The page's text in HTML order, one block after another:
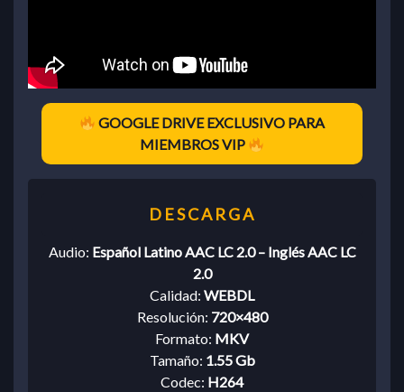
GOOGLE DRIVE EXCLUSIVO PARA
MIEMBROS VIP
Audio: Español Latino AAC LC 2.0 – Inglés AAC LC
2.0
Calidad: WEBDL
Resolución: 720×480
Formato: MKV
Tamaño: 1.55 Gb
Codec: H264